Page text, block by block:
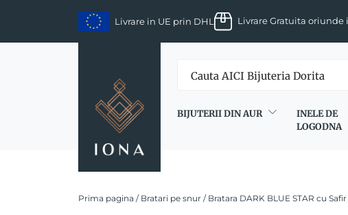
content
Livrare in UE prin DHL Livrare Gratuita
BIJUTERII DIN AUR
INELE DE
LOGODNA
Prima pagina / Bratari pe snur / Bratara DARK BLUE STAR cu